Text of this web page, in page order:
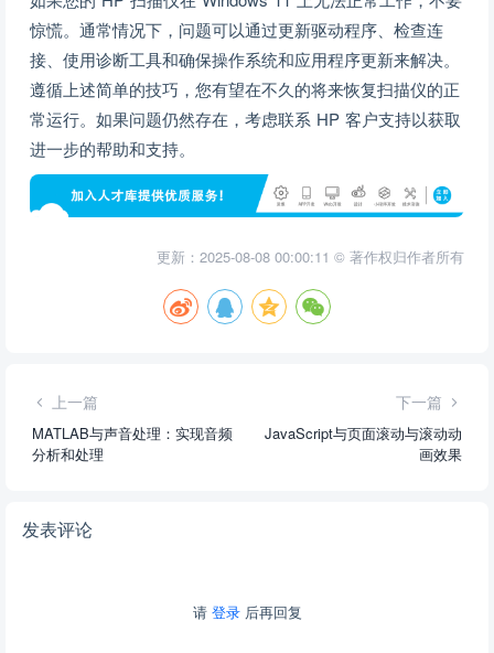
惊慌。通常情况下，问题可以通过更新驱动程序、检查连
接、使用诊断工具和确保操作系统和应用程序更新来解决。
遵循上述简单的技巧，您有望在不久的将来恢复扫描仪的正
常运行。如果问题仍然存在，考虑联系 HP 客户支持以获取
进一步的帮助和支持。
更新：2025-08-08 00:00:11 © 著作权归作者所有
上一篇
MATLAB与声音处理：实现音频
分析和处理
下一篇
JavaScript与页面滚动与滚动动
画效果
发表评论
请 登录后再回复